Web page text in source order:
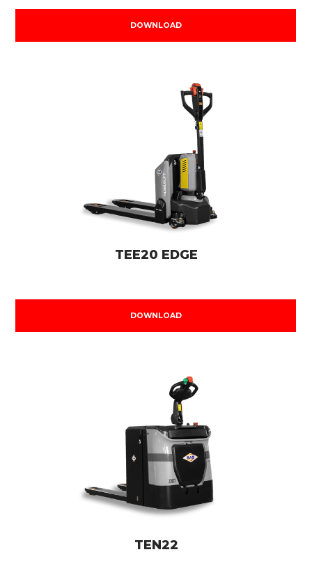
DOWNLOAD
TEE20 EDGE
DOWNLOAD
TEN22